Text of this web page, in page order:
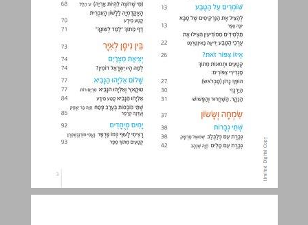
תאנים, נרקיסים וכמה צפורים ... 5